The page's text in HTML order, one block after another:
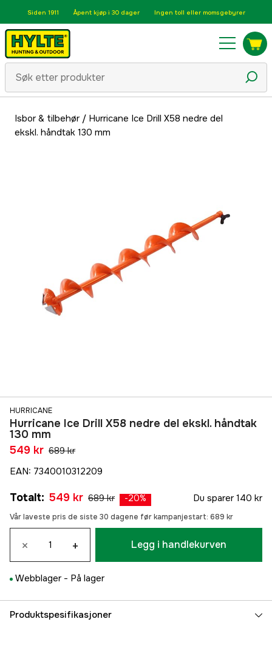
Siden 1911 Åpent kjøp i 30 dager Ingen toll eller momsgebyrer
Isbor & tilbehør/ Hurricane Ice Drill X58 nedre del
ekskl. håndtak 130 mm
HURRICANE
Hurricane Ice Drill X58 nedre del ekskl. håndtak
130 mm
549 kr 689 kr
EAN: 7340010312209
Totalt: 549 kr 689 kr -20% Du sparer 140 kr
Vår laveste pris de siste 30 dagene før kampanjestart: 689 kr
× + Legg i handlekurven
Webblager - På lager
Produktspesifikasjoner